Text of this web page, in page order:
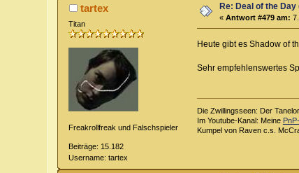
tartex
Titan
Freakrollfreak und Falschspieler
Beiträge: 15.182
Username: tartex
Re: Deal of the Day
«Antwort #479 am:
Heute gibt es Shadow of
Sehr empfehlenswertes
Die Zwillingsseen: Der
Im Youtube-Kanal: Meine
Kumpel von Raven c.s.